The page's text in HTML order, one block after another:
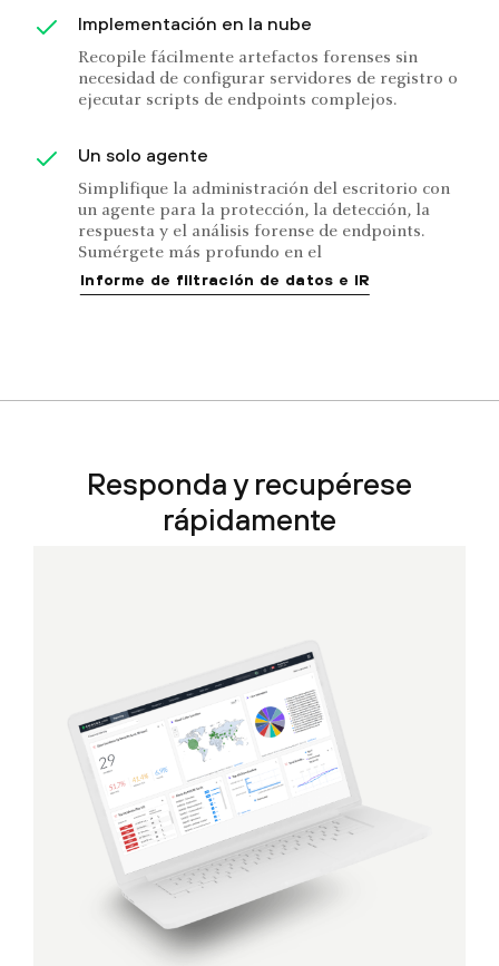
Implementación en la nube
Recopile fácilmente artefactos forenses sin
necesidad de configurar servidores de registro o
ejecutar scripts de endpoints complejos.
Un solo agente
Simplifique la administración del escritorio con
un agente para la protección, la detección, la
respuesta y el análisis forense de endpoints.
Sumérgete más profundo en el
Informe de filtración de datos e IR
Responda y recupérese
rápidamente